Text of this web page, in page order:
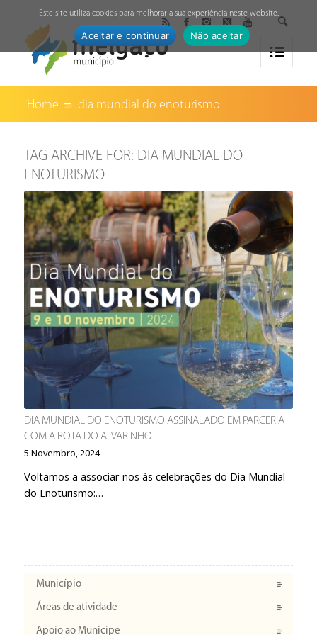
Home dia mundial do enoturismo
TAG ARCHIVE FOR: DIA MUNDIAL DO
ENOTURISMO
DIA MUNDIAL DO ENOTURISMO ASSINALADO EM PARCERIA
COM A ROTA DO ALVARINHO
5 Novembro, 2024
Voltamos a associar-nos às celebrações do Dia Mundial
do Enoturismo:…
Município
Áreas de atividade
Apoio ao Munícipe
Este site utiliza cookies para melhorar a sua experiência neste website.
Aceitar e continuar Não aceitar